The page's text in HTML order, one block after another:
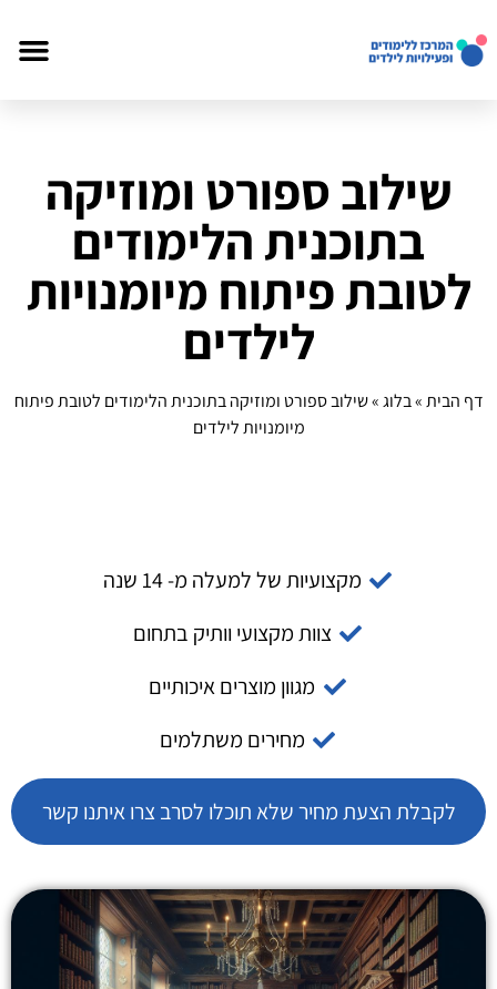
שילוב ספורט ומוזיקה
בתוכנית הלימודים
לטובת פיתוח מיומנויות
לילדים
דף הבית»בלוג»שילוב ספורט ומוזיקה בתוכנית הלימודים לטובת פיתוח
מיומנויות לילדים
מקצועיות של למעלה מ- 14 שנה
צוות מקצועי וותיק בתחום
מגוון מוצרים איכותיים
מחירים משתלמים
לקבלת הצעת מחיר שלא תוכלו לסרב צרו איתנו קשר